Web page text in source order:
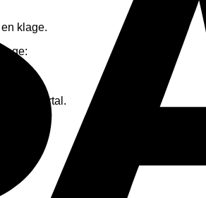
klage.
klageportal.